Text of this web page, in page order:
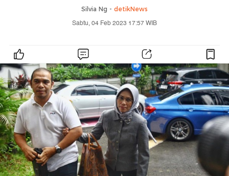
Silvia Ng - detikNews
Sabtu, 04 Feb 2023 17:57 WIB